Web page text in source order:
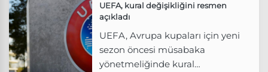
UEFA, kural değişikliğini resmen
açıkladı
UEFA, Avrupa kupaları için yeni
sezon öncesi müsabaka
yönetmeliğinde kural